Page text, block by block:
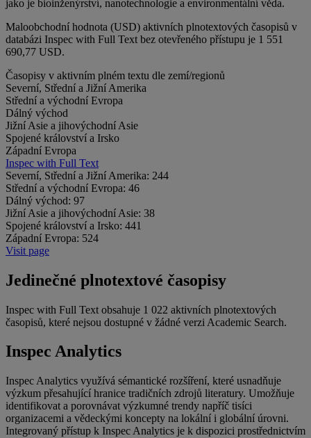
jako je bioinženýrství, nanotechnologie a environmentální věda.
Maloobchodní hodnota (USD) aktivních plnotextových časopisů v
databázi Inspec with Full Text bez otevřeného přístupu je 1 551
690,77 USD.
Časopisy v aktivním plném textu dle zemí/regionů
Severní, Střední a Jižní Amerika
Střední a východní Evropa
Dálný východ
Jižní Asie a jihovýchodní Asie
Spojené království a Irsko
Západní Evropa
Inspec with Full Text
Severní, Střední a Jižní Amerika: 244
Střední a východní Evropa: 46
Dálný východ: 97
Jižní Asie a jihovýchodní Asie: 38
Spojené království a Irsko: 441
Západní Evropa: 524
Visit page
Jedinečné plnotextové časopisy
Inspec with Full Text obsahuje 1 022 aktivních plnotextových
časopisů, které nejsou dostupné v žádné verzi Academic Search.
Inspec Analytics
Inspec Analytics využívá sémantické rozšíření, které usnadňuje
výzkum přesahující hranice tradičních zdrojů literatury. Umožňuje
identifikovat a porovnávat výzkumné trendy napříč tisíci
organizacemi a vědeckými koncepty na lokální i globální úrovni.
Integrovaný přístup k Inspec Analytics je k dispozici prostřednictvím